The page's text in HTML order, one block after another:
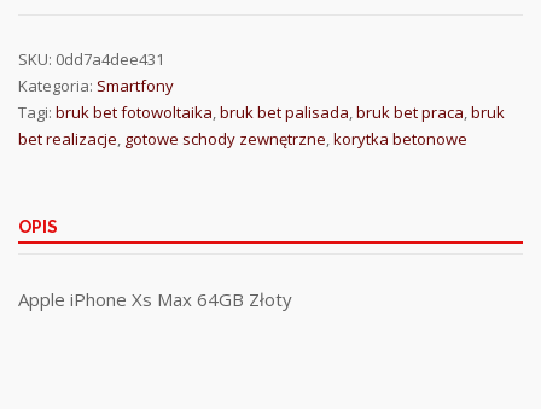
SKU: 0dd7a4dee431
Kategoria: Smartfony
Tagi: bruk bet fotowoltaika,bruk bet palisada,bruk bet praca,bruk
bet realizacje, gotowe schody zewnętrzne,korytka betonowe
OPIS
Apple iPhone Xs Max 64GB Złoty